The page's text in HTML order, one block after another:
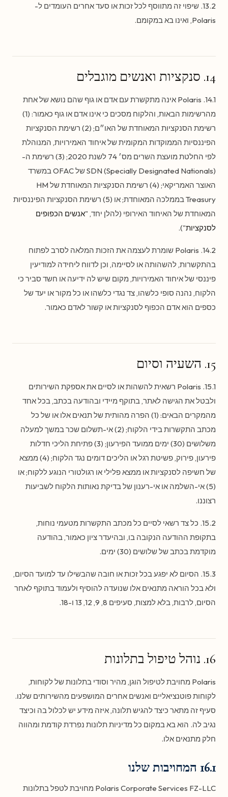
13.2. שיפוי זה מתווסף לכל זכות או סעד אחרים העומדים ל-
Polaris, ואינו בא במקומם.
14. סנקציות ואנשים מוגבלים
14.1. Polaris אינה מתקשרת עם אדם או גוף שהם נושא של אחת
מהרשימות הבאות, והלקוח מסכים כי אינו אדם או גוף כאמור: (1)
רשימת הסנקציות המאוחדת של האו״ם; (2) רשימת הסנקציות
הפיננסיות הממוקדות המקומית של איחוד האמירויות, המנוהלת
לפי החלטת מועצת השרים מס׳ 74 לשנת 2020; (3) רשימת ה-
SDN (Specially Designated Nationals) של OFAC במשרד
האוצר האמריקאי; (4) רשימת הסנקציות המאוחדת של HM
Treasury בממלכה המאוחדת; או (5) רשימת הסנקציות הפיננסיות
המאוחדת של האיחוד האירופי (להלן יחד, "אנשים הכפופים
לסנקציות").
14.2. Polaris שומרת לעצמה את הזכות המלאה לסרב לפתוח
בהתקשרות, להשהותה או לסיימה, וכן לדווח ליחידה למודיעין
פיננסי של איחוד האמירויות, מקום שיש לה ידיעה או חשד סביר כי
הלקוח, נהנה סופי כלשהו, צד נגדי כלשהו או כל מקור או יעד של
כספים הוא אדם הכפוף לסנקציות או קשור לאדם כאמור.
15. השעיה וסיום
15.1. Polaris רשאית להשהות או לסיים את אספקת השירותים
ולבטל את הגישה לאתר, בתוקף מיידי ובהודעה בכתב, בכל אחד
מהמקרים הבאים: (1) הפרה מהותית של תנאים אלו או של כל
מכתב התקשרות בידי הלקוח; (2) אי-תשלום שכר במשך למעלה
משלושים (30) ימים ממועד הפירעון; (3) פתיחת הליכי חדלות
פירעון, פירוק, פשיטת רגל או הליכים דומים נגד הלקוח; (4) ממצא
של חשיפה לסנקציות או ממצא פלילי או רגולטורי הנוגע ללקוח; או
(5) אי-השלמה או אי-רענון של בדיקת נאותות הלקוח לשביעות
רצוננו.
15.2. כל צד רשאי לסיים כל מכתב התקשרות מטעמי נוחות,
בתקופת ההודעה הנקובה בו, ובהיעדר ציון כאמור, בהודעה
מוקדמת בכתב של שלושים (30) ימים.
15.3. הסיום לא יפגע בכל זכות או חובה שהבשילו עד למועד הסיום,
ולא בכל הוראה מתנאים אלו שנועדה להוסיף ולעמוד בתוקף לאחר
הסיום, לרבות, בלא למצות, סעיפים 8, 9, 12, 13 ו-18.
16. נוהל טיפול בתלונות
Polaris מחויבת לטיפול הוגן, מהיר וסודי בתלונות של לקוחות,
לקוחות פוטנציאליים ואנשים אחרים המושפעים מהשירותים שלנו.
סעיף זה מתאר כיצד להגיש תלונה, איזה מידע יש לכלול בה וכיצד
נגיב לה. הוא בא במקום כל מדיניות תלונות נפרדת קודמת ומהווה
חלק מתנאים אלו.
16.1 המחויבות שלנו
Polaris Corporate Services FZ-LLC מחויבת לטפל בתלונות